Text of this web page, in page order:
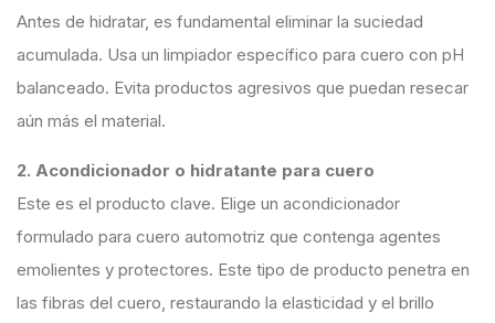
Antes de hidratar, es fundamental eliminar la suciedad
acumulada. Usa un limpiador específico para cuero con pH
balanceado. Evita productos agresivos que puedan resecar
aún más el material.
2. Acondicionador o hidratante para cuero
Este es el producto clave. Elige un acondicionador
formulado para cuero automotriz que contenga agentes
emolientes y protectores. Este tipo de producto penetra en
las fibras del cuero, restaurando la elasticidad y el brillo